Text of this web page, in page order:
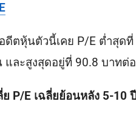
ดีตหุ้นตัวนี้เคย P/E ต่ำสุดที่
และสูงสุดอยู่ที่ 90.8 บาทต่
ย P/E เฉลี่ยย้อนหลัง 5-10